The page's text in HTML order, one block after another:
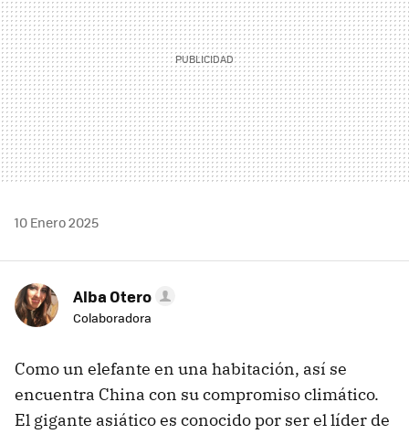
10 Enero 2025
Alba Otero
Colaboradora
Como un elefante en una habitación, así se
encuentra China con su compromiso climático.
El gigante asiático es conocido por ser el líder de